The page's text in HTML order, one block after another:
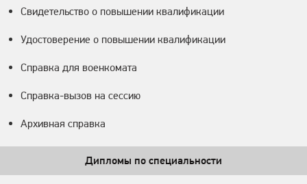
Свидетельство о повышении квалификации
Удостоверение о повышении квалификации
Справка для военкомата
Справка-вызов на сессию
Архивная справка
Дипломы по специальности